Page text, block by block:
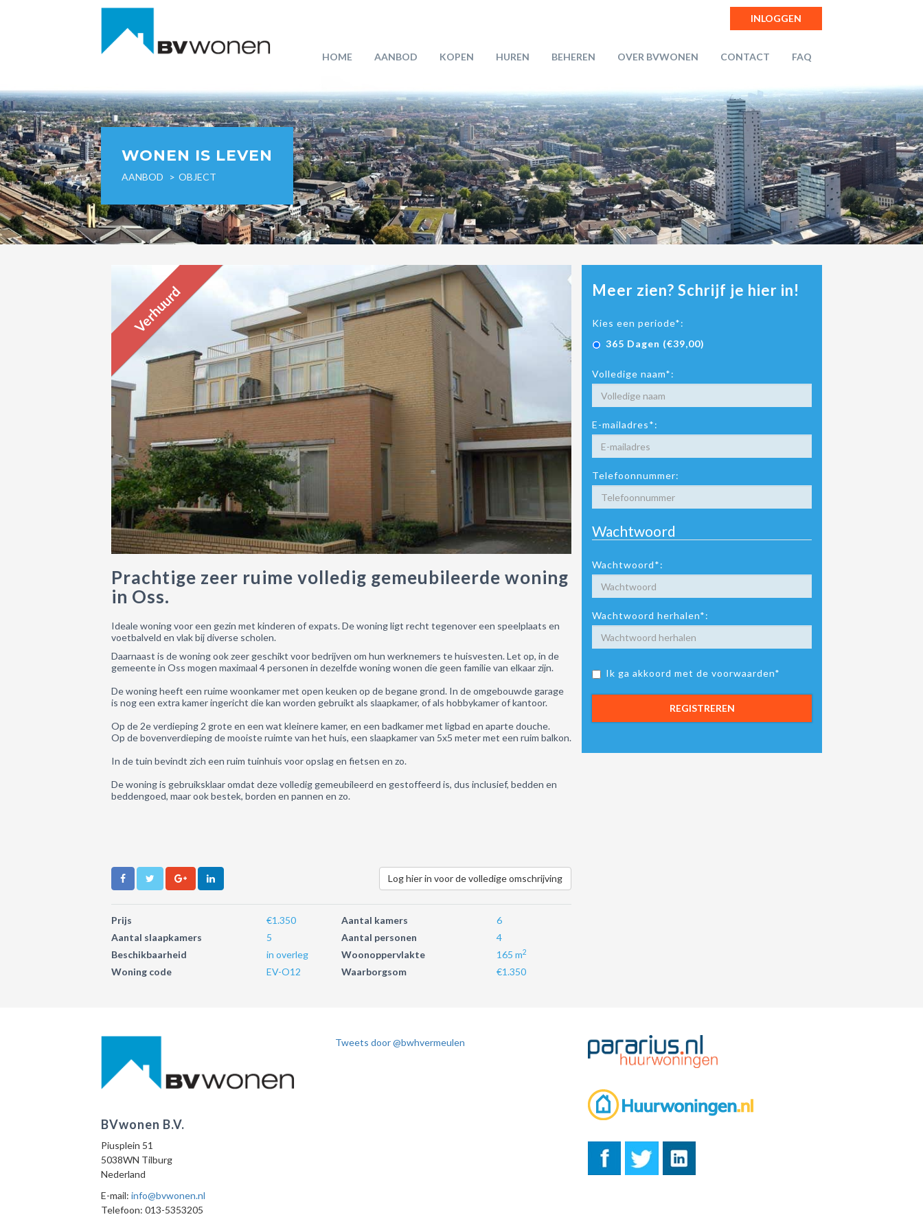
INLOGGEN
HOME AANBOD KOPEN HUREN BEHEREN OVER BVWONEN CONTACT FAQ
WONEN IS LEVEN
AANBOD OBJECT
Verhuurd Meer zien? Schrijf je hier in!
Kies een periode*:
365 Dagen (€39,00)
Volledige naam*:
E-mailadres*:
Telefoonnummer:
Wachtwoord
Wachtwoord*:
Wachtwoord herhalen*:
Ik ga akkoord met de voorwaarden*
REGISTREREN
Prachtige zeer ruime volledig gemeubileerde woning
in Oss.
Ideale woning voor een gezin met kinderen of expats. De woning ligt recht tegenover een speelplaats en
voetbalveld en vlak bij diverse scholen.
Daarnaast is de woning ook zeer geschikt voor bedrijven om hun werknemers te huisvesten. Let op, in de
gemeente in Oss mogen maximaal 4 personen in dezelfde woning wonen die geen familie van elkaar zijn.
De woning heeft een ruime woonkamer met open keuken op de begane grond. In de omgebouwde garage
is nog een extra kamer ingericht die kan worden gebruikt als slaapkamer, of als hobbykamer of kantoor.
Op de 2e verdieping 2 grote en een wat kleinere kamer, en een badkamer met ligbad en aparte douche.
Op de bovenverdieping de mooiste ruimte van het huis, een slaapkamer van 5x5 meter met een ruim balkon.
In de tuin bevindt zich een ruim tuinhuis voor opslag en fietsen en zo.
De woning is gebruiksklaar omdat deze volledig gemeubileerd en gestoffeerd is, dus inclusief, bedden en
beddengoed, maar ook bestek, borden en pannen en zo.
Log hier in voor de volledige omschrijving
Prijs €1.350 Aantal kamers
6
Aantal slaapkamers
5 Aantal personen
4
Beschikbaarheid
in overleg Woonoppervlakte 165 m2
Woning code EV-O12 Waarborgsom €1.350
BVwonen B.V.
Piusplein 51
5038WN Tilburg
Nederland
E-mail: info@bvwonen.nl
Telefoon: 013-5353205
Tweets door @bwhvermeulen